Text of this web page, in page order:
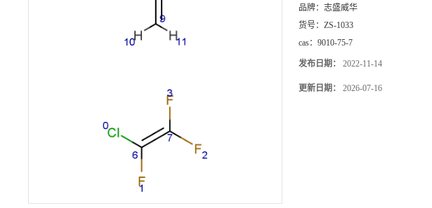
品牌： 志盛威华
货号： ZS-1033
cas： 9010-75-7
发布日期： 2022-11-14
更新日期： 2026-07-16